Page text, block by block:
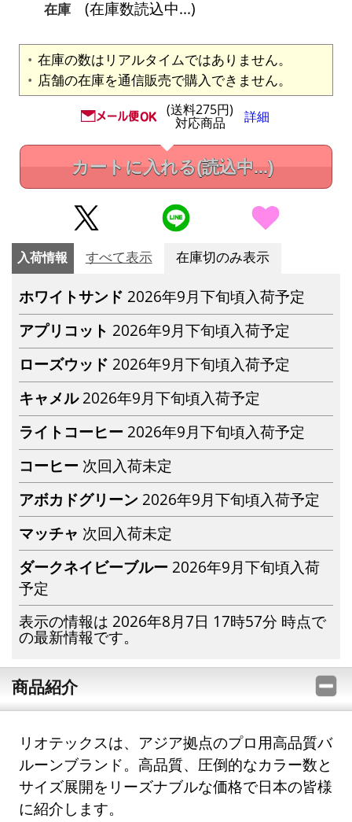
在庫
(在庫数読込中...)
在庫の数はリアルタイムではありません。
店舗の在庫を通信販売で購入できません。
(送料275円)
対応商品 詳細
カートに入れる(読込中...)
入荷情報 すべて表示 在庫切のみ表示
ホワイトサンド 2026年9月下旬頃入荷予定
アプリコット 2026年9月下旬頃入荷予定
ローズウッド 2026年9月下旬頃入荷予定
キャメル 2026年9月下旬頃入荷予定
ライトコーヒー 2026年9月下旬頃入荷予定
コーヒー 次回入荷未定
アボカドグリーン 2026年9月下旬頃入荷予定
マッチャ 次回入荷未定
ダークネイビーブルー 2026年9月下旬頃入荷
予定
表示の情報は 2026年8月7日 17時57分 時点で
の最新情報です。
商品紹介
リオテックスは、アジア拠点のプロ用高品質バ
ルーンブランド。高品質、圧倒的なカラー数と
サイズ展開をリーズナブルな価格で日本の皆様
に紹介します。